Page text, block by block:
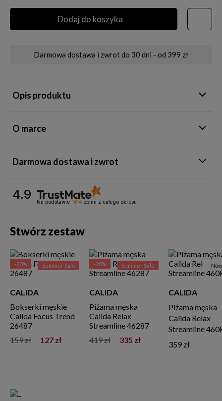
Dodaj do koszyka
Darmowa dostawa i zwrot do 30 dni - od 399 zł
Opis produktu
O marce
Darmowa dostawa i zwrot
4.9
Na podstawie 1614 opinii z całego okresu
Stwórz zestaw
-20% Summer Sale
CALIDA
Bokserki męskie
Calida Focus Trend
26487
159 zł
127 zł
-20% Summer Sale
CALIDA
Piżama męska
Calida Relax
Streamline 46287
419 zł
335 zł
CALIDA
Piżama męska
Calida Relax
Streamline
359 zł